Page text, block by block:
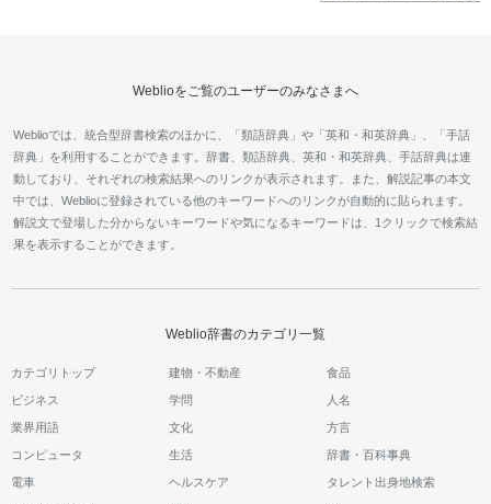
Weblioをご覧のユーザーのみなさまへ
Weblioでは、統合型辞書検索のほかに、「類語辞典」や「英和・和英辞典」、「手話
辞典」を利用することができます。辞書、類語辞典、英和・和英辞典、手話辞典は連
動しており、それぞれの検索結果へのリンクが表示されます。また、解説記事の本文
中では、Weblioに登録されている他のキーワードへのリンクが自動的に貼られます。
解説文で登場した分からないキーワードや気になるキーワードは、1クリックで検索結
果を表示することができます。
Weblio辞書のカテゴリ一覧
カテゴリトップ 建物・不動産 食品
ビジネス 学問 人名
業界用語 文化 方言
コンピュータ 生活 辞書・百科事典
電車 ヘルスケア タレント出身地検索